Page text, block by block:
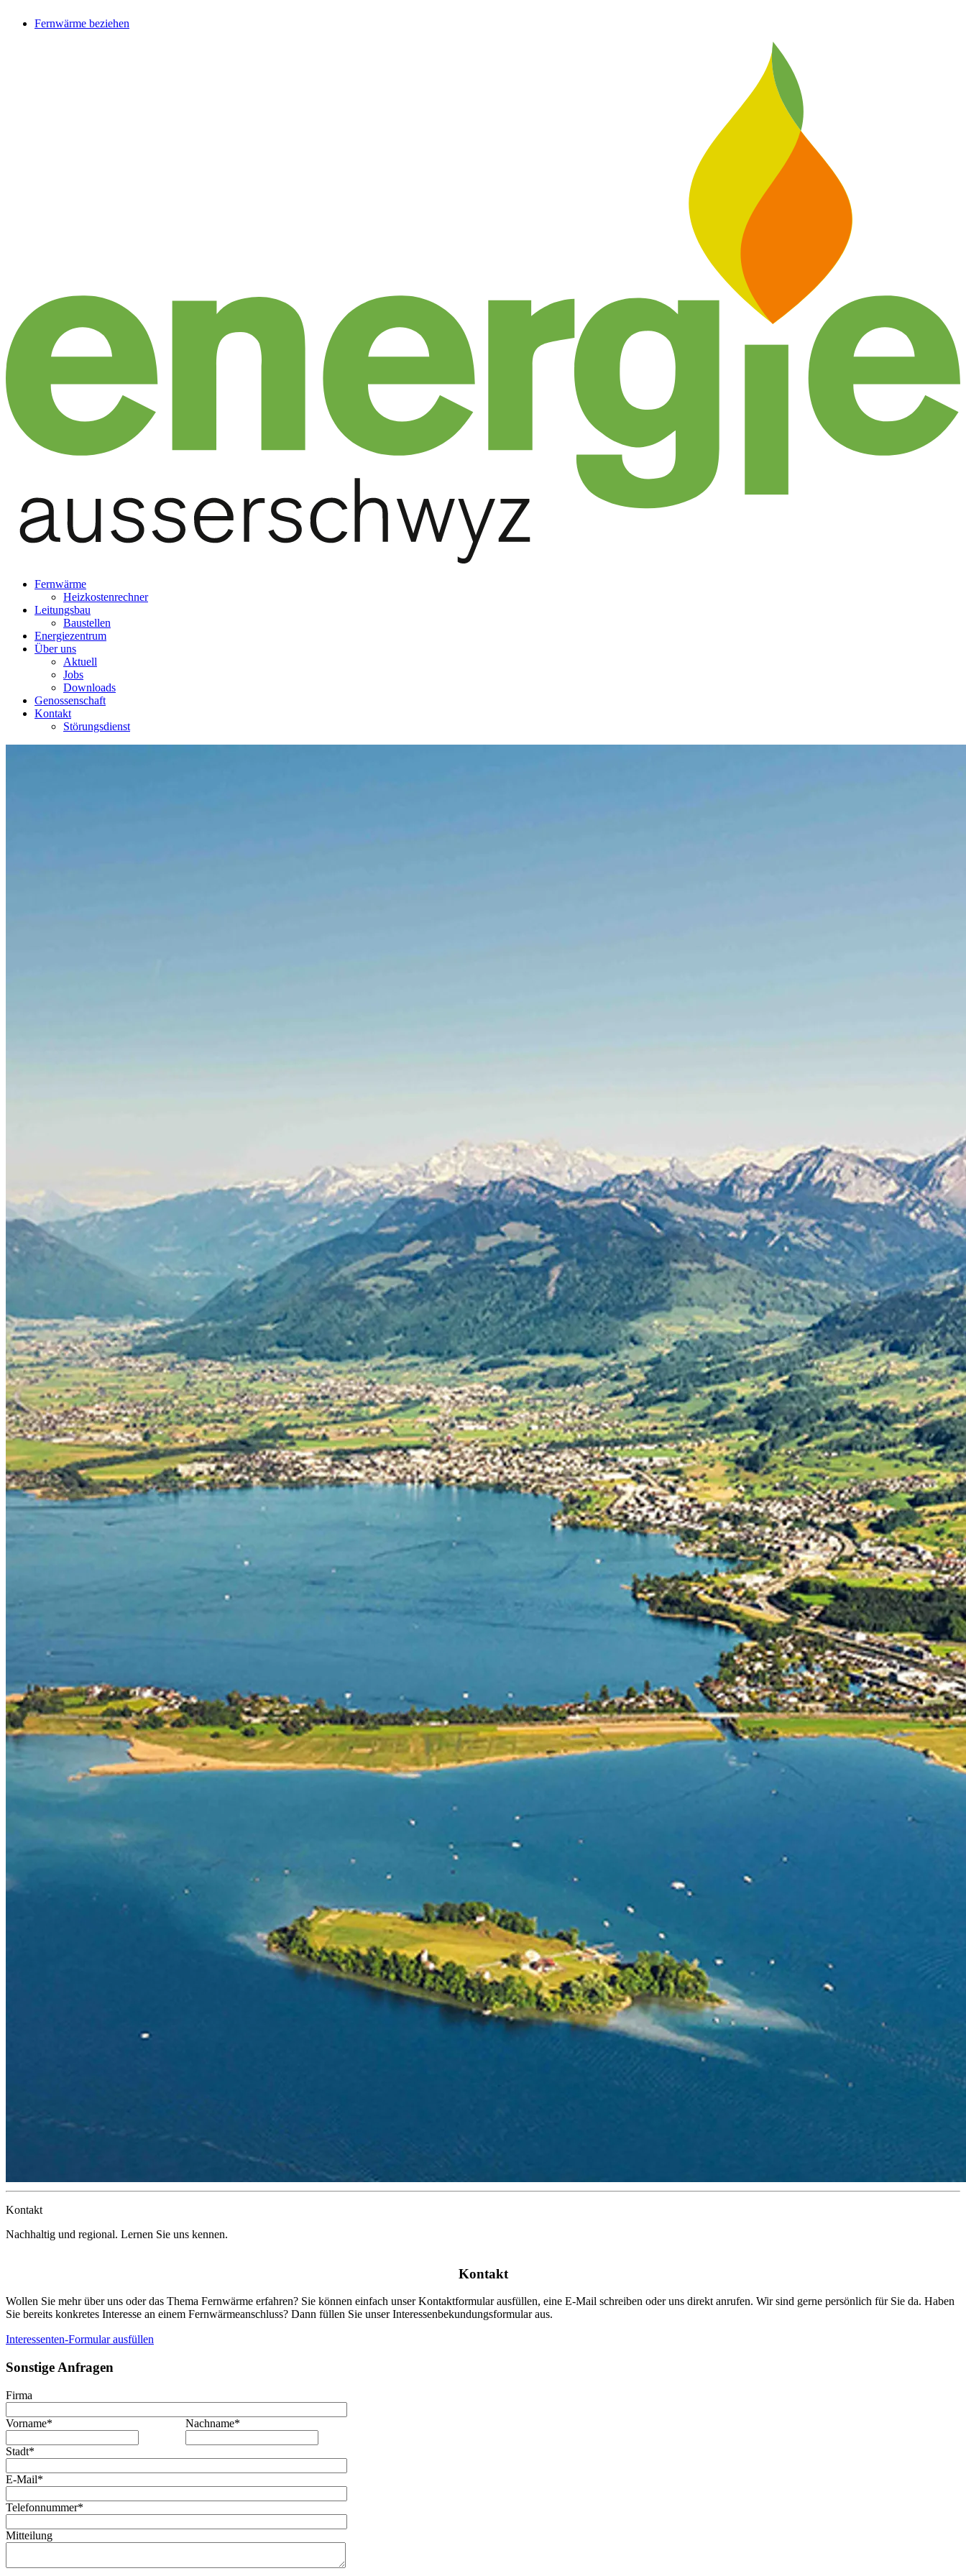
Fernwärme beziehen
Fernwärme
Heizkostenrechner
Leitungsbau
Baustellen
Energiezentrum
Über uns
Aktuell
Jobs
Downloads
Genossenschaft
Kontakt
Störungsdienst
Kontakt
Nachhaltig und regional. Lernen Sie uns kennen.
Kontakt
Wollen Sie mehr über uns oder das Thema Fernwärme erfahren? Sie können einfach unser Kontaktformular ausfüllen, eine E-Mail schreiben oder uns direkt anrufen. Wir sind gerne persönlich für Sie da. Haben
Sie bereits konkretes Interesse an einem Fernwärmeanschluss? Dann füllen Sie unser Interessenbekundungsformular aus.
Interessenten-Formular ausfüllen
Sonstige Anfragen
Firma
Vorname* Nachname*
Stadt*
E-Mail*
Telefonnummer*
Mitteilung